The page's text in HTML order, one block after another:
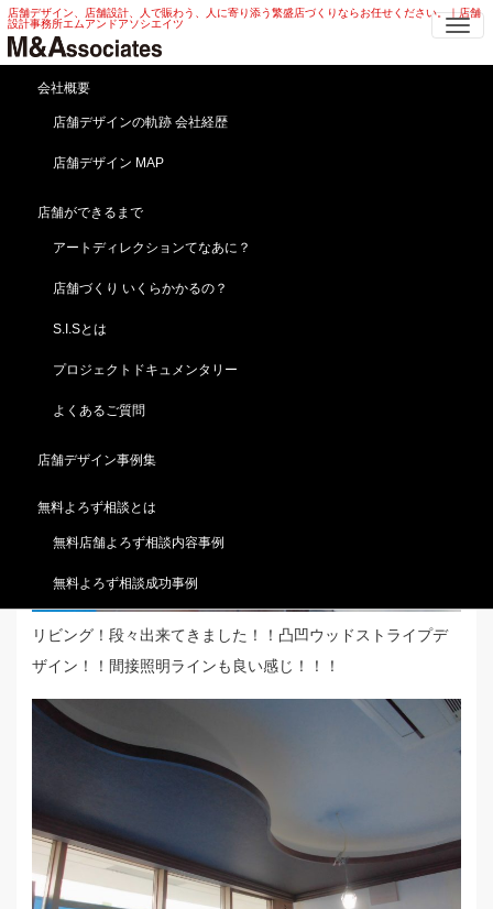
店舗デザイン、店舗設計、人で賑わう、人に寄り添う繁盛店づくりならお任せください。｜店舗
設計事務所エムアンドアソシエイツ
会社概要
店舗デザインの軌跡 会社経歴
店舗デザイン MAP
店舗ができるまで
アートディレクションてなあに？
店舗づくり いくらかかるの？
S.I.Sとは
プロジェクトドキュメンタリー
よくあるご質問
店舗デザイン事例集
無料よろず相談とは
無料店舗よろず相談内容事例
無料よろず相談成功事例
南青山タワーマンションリ
フォーム第４弾！
HOME ブログ news
2019年9月2日 news
リビング！段々出来てきました！！凸凹ウッドストライプデ
ザイン！！間接照明ラインも良い感じ！！！